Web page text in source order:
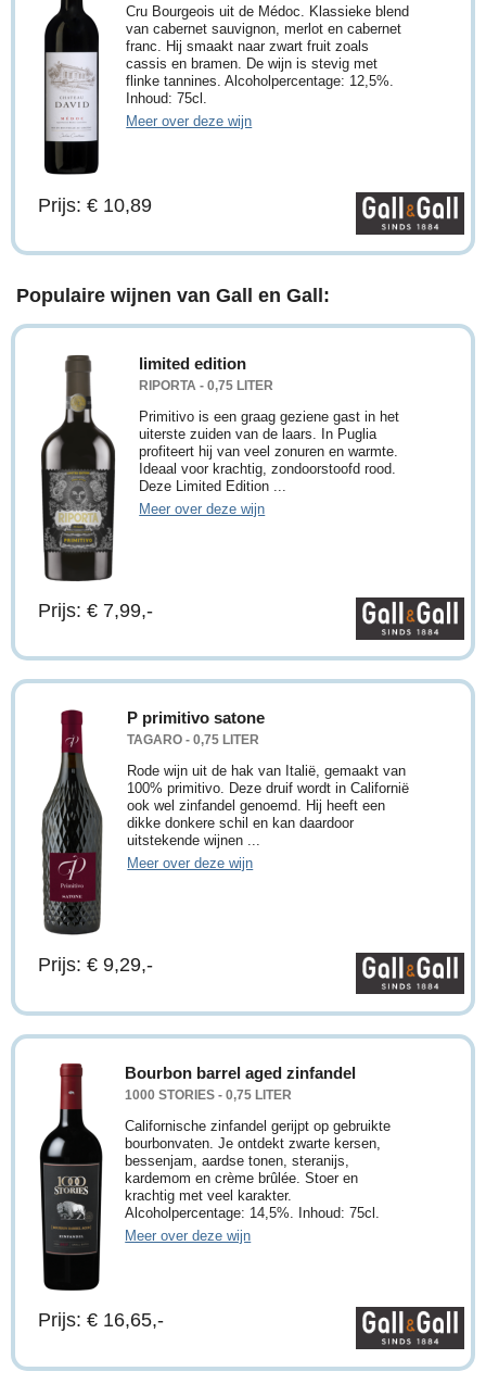
Cru Bourgeois uit de Médoc. Klassieke blend
van cabernet sauvignon, merlot en cabernet
franc. Hij smaakt naar zwart fruit zoals
cassis en bramen. De wijn is stevig met
flinke tannines. Alcoholpercentage: 12,5%.
Inhoud: 75cl.
Meer over deze wijn
Prijs: € 10,89
Populaire wijnen van Gall en Gall:
limited edition
RIPORTA - 0,75 LITER
Primitivo is een graag geziene gast in het
uiterste zuiden van de laars. In Puglia
profiteert hij van veel zonuren en warmte.
Ideaal voor krachtig, zondoorstoofd rood.
Deze Limited Edition ...
Meer over deze wijn
Prijs: € 7,99,-
P primitivo satone
TAGARO - 0,75 LITER
Rode wijn uit de hak van Italië, gemaakt van
100% primitivo. Deze druif wordt in Californië
ook wel zinfandel genoemd. Hij heeft een
dikke donkere schil en kan daardoor
uitstekende wijnen ...
Meer over deze wijn
Prijs: € 9,29,-
Bourbon barrel aged zinfandel
1000 STORIES - 0,75 LITER
Californische zinfandel gerijpt op gebruikte
bourbonvaten. Je ontdekt zwarte kersen,
bessenjam, aardse tonen, steranijs,
kardemom en crème brûlée. Stoer en
krachtig met veel karakter.
Alcoholpercentage: 14,5%. Inhoud: 75cl.
Meer over deze wijn
Prijs: € 16,65,-